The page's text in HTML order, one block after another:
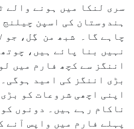
ہندوستان کی اسپن
اننگز سے کچھ فارم میں
بڑی اننگز کی امید
اپنی اچھی شروعات کو
ناکام رہے ہیں۔ دونوں
پہلے فارم میں واپس آنے